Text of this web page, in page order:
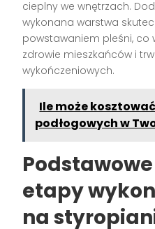
cieplny we wnętrzach.
wykonana warstwa
powstawaniem pleśni, co
zdrowie mieszkańców i
wykończeniowych.
Ile może
podłogowych w
etapy
na